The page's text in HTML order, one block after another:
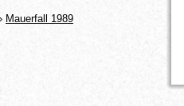
Mauerfall 1989